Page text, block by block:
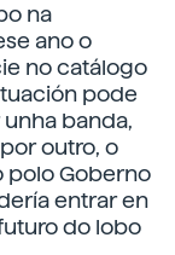
na
ano o
no catálogo
pode
banda,
outro, o
polo Goberno
entrar en
do lobo